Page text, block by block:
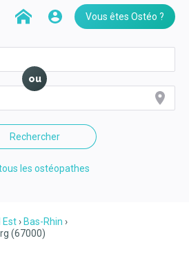
Vous êtes Ostéo ?
ou
Rechercher
les ostéopathes
Est
Bas-Rhin
(67000)